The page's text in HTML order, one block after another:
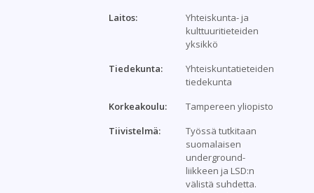
Laitos:
Yhteiskunta- ja
kulttuuritieteiden
yksikkö
Tiedekunta:
Yhteiskuntatieteiden
tiedekunta
Korkeakoulu:
Tampereen yliopisto
Tiivistelmä:
Työssä tutkitaan
suomalaisen
underground-
liikkeen ja LSD:n
välistä suhdetta.